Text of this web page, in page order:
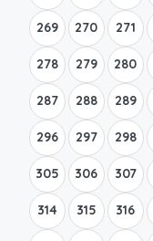
269 270 271
278 279 280
287 288 289
296 297 298
305 306 307
314 315 316